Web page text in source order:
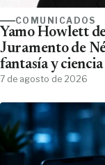
COMUNICADOS
Yamo Howlett
Juramento de
fantasía y
7 de agosto de 2026